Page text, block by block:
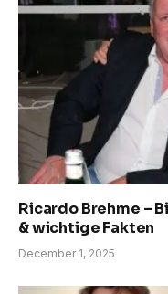
Ricardo Brehme –
& wichtige Fakten
December 1, 2025